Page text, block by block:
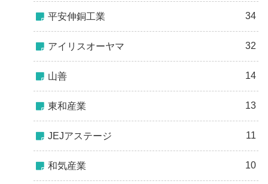
平安伸銅工業 34
アイリスオーヤマ 32
山善 14
東和産業 13
JEJアステージ 11
和気産業 10